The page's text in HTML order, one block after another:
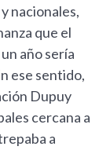
nacionales,
que el
año sería
ese sentido,
Dupuy
cercana a
a